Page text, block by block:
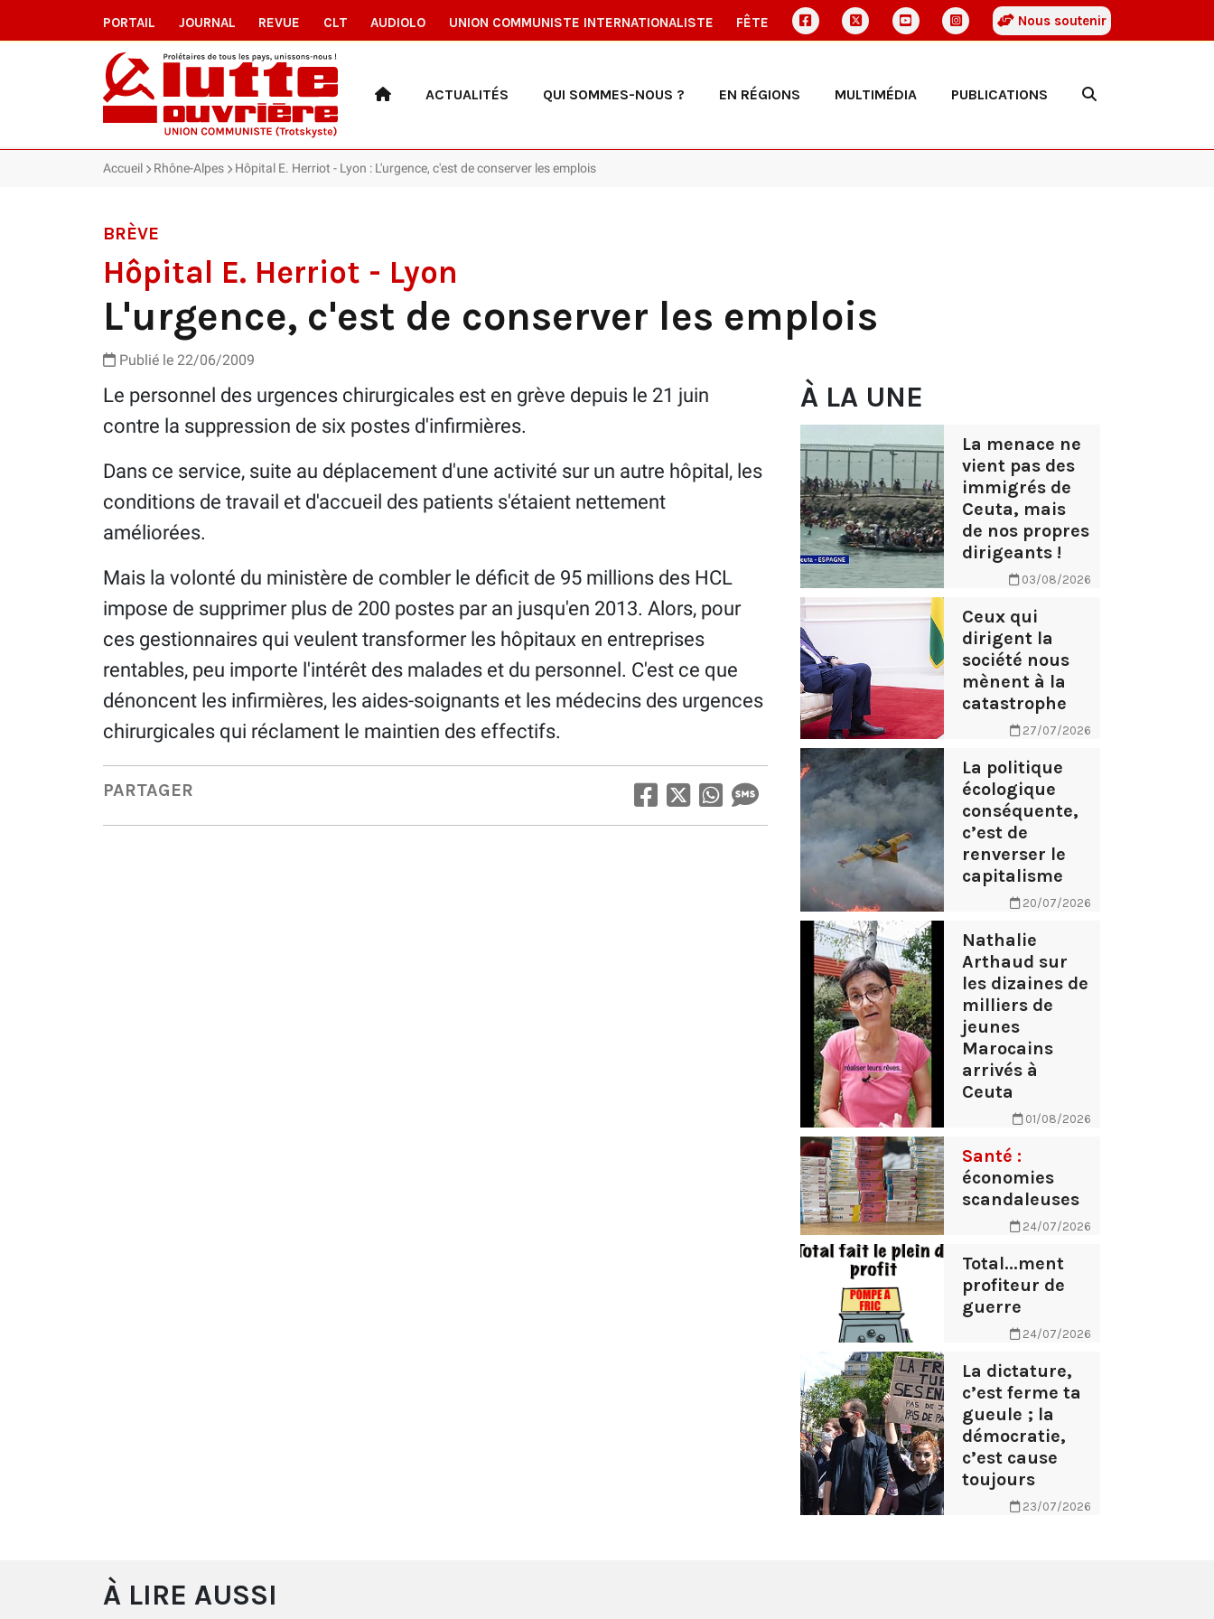
PORTAIL JOURNAL REVUE CLT AUDIOLO UNION COMMUNISTE INTERNATIONALISTE FÊTE Nous soutenir
ACTUALITÉS QUI SOMMES-NOUS ? EN RÉGIONS MULTIMÉDIA PUBLICATIONS
Accueil Rhône-Alpes Hôpital E. Herriot - Lyon : L'urgence, c'est de conserver les emplois
BRÈVE
Hôpital E. Herriot - Lyon
L'urgence, c'est de conserver les emplois
Publié le 22/06/2009
Le personnel des urgences chirurgicales est en grève depuis le 21 juin
contre la suppression de six postes d'infirmières.
Dans ce service, suite au déplacement d'une activité sur un autre hôpital, les
conditions de travail et d'accueil des patients s'étaient nettement
améliorées.
Mais la volonté du ministère de combler le déficit de 95 millions des HCL
impose de supprimer plus de 200 postes par an jusqu'en 2013. Alors, pour
ces gestionnaires qui veulent transformer les hôpitaux en entreprises
rentables, peu importe l'intérêt des malades et du personnel. C'est ce que
dénoncent les infirmières, les aides-soignants et les médecins des urgences
chirurgicales qui réclament le maintien des effectifs.
PARTAGER
À LA UNE
La menace ne
vient pas des
immigrés de
Ceuta, mais
de nos propres
dirigeants !
03/08/2026
Ceux qui
dirigent la
société nous
mènent à la
catastrophe
27/07/2026
La politique
écologique
conséquente,
c’est de
renverser le
capitalisme
20/07/2026
Nathalie
Arthaud sur
les dizaines de
milliers de
jeunes
Marocains
arrivés à
Ceuta
01/08/2026
Santé :
économies
scandaleuses
24/07/2026
Total...ment
profiteur de
guerre
24/07/2026
La dictature,
c’est ferme ta
gueule ; la
démocratie,
c’est cause
toujours
23/07/2026
À LIRE AUSSI